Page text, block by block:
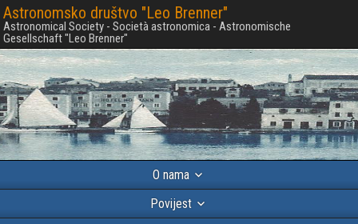
Astronomsko društvo "Leo Brenner"
Astronomical Society - Società astronomica - Astronomische
Gesellschaft "Leo Brenner"
O nama
Povijest